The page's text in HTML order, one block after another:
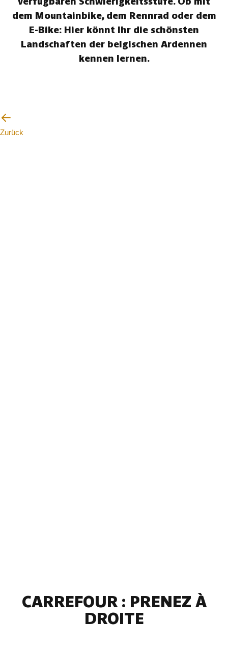
dem Mountainbike, dem Rennrad oder dem
E-Bike: Hier könnt Ihr die schönsten
Landschaften der belgischen Ardennen
kennen lernen.
Zurück
CARREFOUR : PRENEZ À
DROITE